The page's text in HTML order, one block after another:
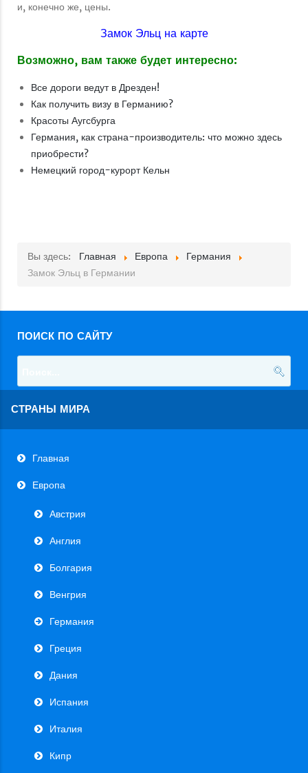
и, конечно же, цены.
Замок Эльц на карте
Возможно, вам также будет интересно:
Все дороги ведут в Дрезден!
Как получить визу в Германию?
Красоты Аугсбурга
Германия, как страна-производитель: что можно здесь
приобрести?
Немецкий город-курорт Кельн
Вы здесь: Главная Европа
Германия
Замок Эльц в Германии
ПОИСК ПО САЙТУ
СТРАНЫ МИРА
Главная
Европа
Австрия
Англия
Болгария
Венгрия
Германия
Греция
Дания
Испания
Италия
Кипр